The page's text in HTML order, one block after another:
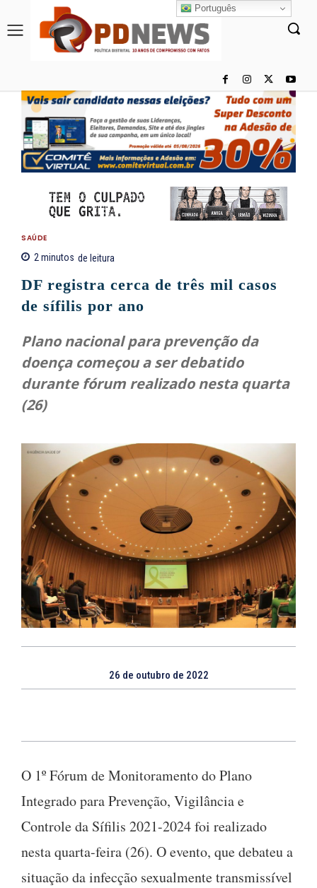
SAÚDE
2minutos de leitura
DF registra cerca de três mil casos
de sífilis por ano
Plano nacional para prevenção da
doença começou a ser debatido
durante fórum realizado nesta quarta
(26)
26 de outubro de 2022
O 1º Fórum de Monitoramento do Plano
Integrado para Prevenção, Vigilância e
Controle da Sífilis 2021-2024 foi realizado
nesta quarta-feira (26). O evento, que debateu a
situação da infecção sexualmente transmissível
Português